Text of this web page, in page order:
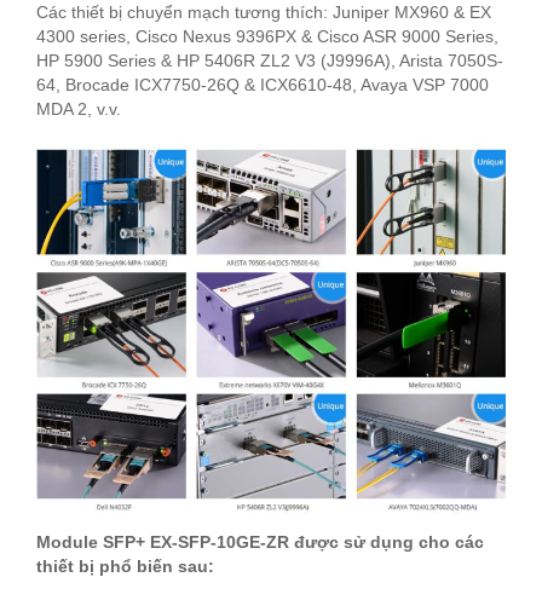
Các thiết bị chuyển mạch tương thích: Juniper MX960 & EX
4300 series, Cisco Nexus 9396PX & Cisco ASR 9000 Series,
HP 5900 Series & HP 5406R ZL2 V3 (J9996A), Arista 7050S-
64, Brocade ICX7750-26Q & ICX6610-48, Avaya VSP 7000
MDA 2, v.v.
Module SFP+ EX-SFP-10GE-ZR được sử dụng cho các
thiết bị phổ biến sau: